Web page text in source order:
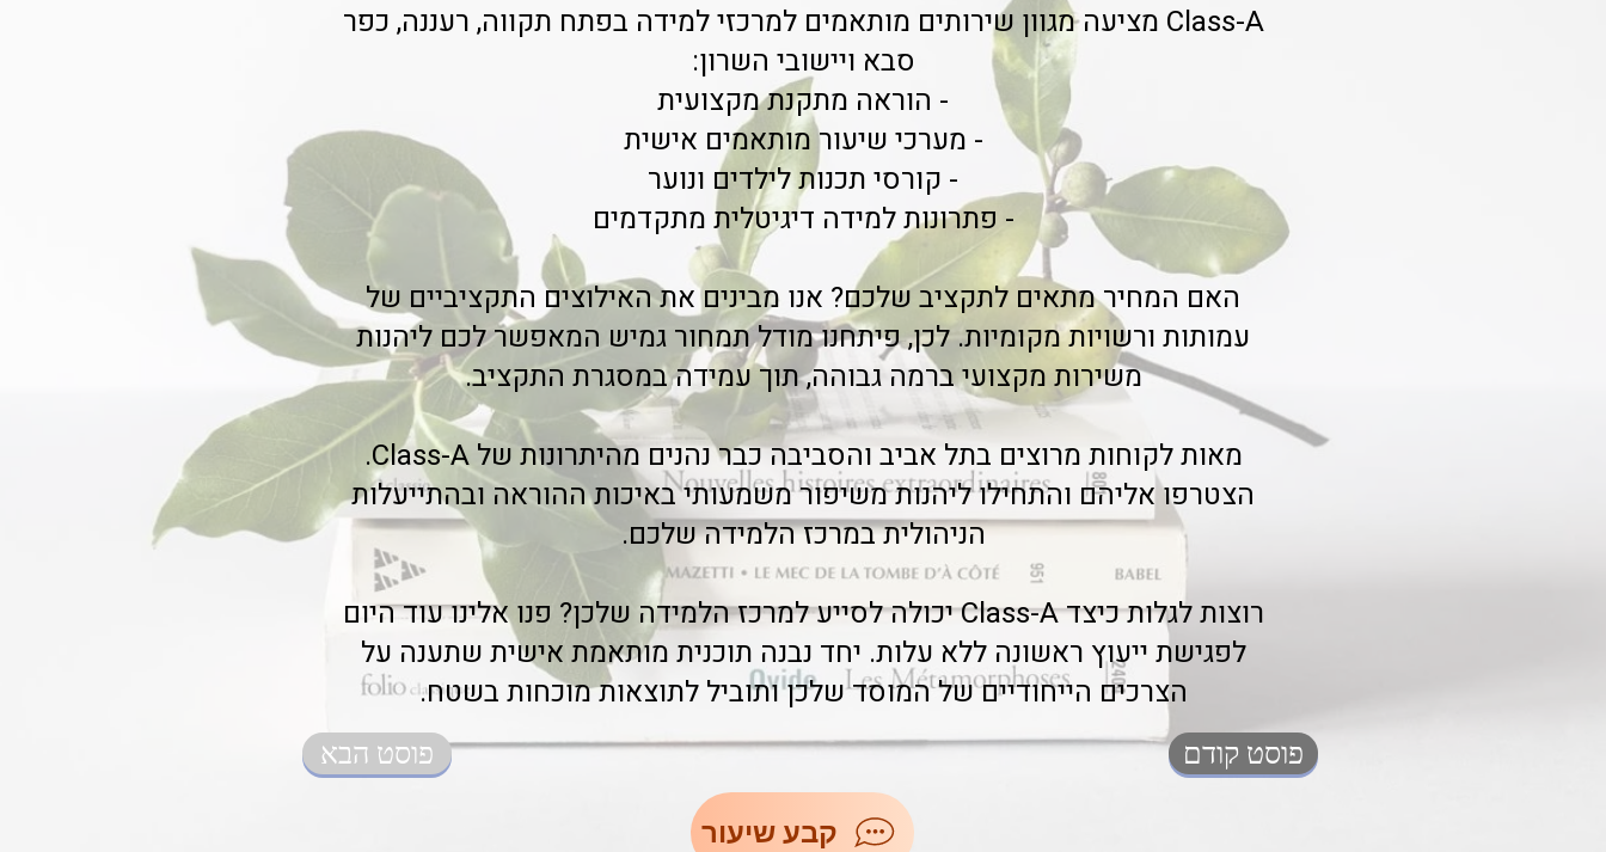
Class-A מציעה מגוון שירותים מותאמים למרכזי למידה בפתח תקווה, רעננה, כפר
סבא ויישובי השרון:
- הוראה מתקנת מקצועית
- מערכי שיעור מותאמים אישית
- קורסי תכנות לילדים ונוער
- פתרונות למידה דיגיטלית מתקדמים
האם המחיר מתאים לתקציב שלכם? אנו מבינים את האילוצים התקציביים של
עמותות ורשויות מקומיות. לכן, פיתחנו מודל תמחור גמיש המאפשר לכם ליהנות
משירות מקצועי ברמה גבוהה, תוך עמידה במסגרת התקציב.
מאות לקוחות מרוצים בתל אביב והסביבה כבר נהנים מהיתרונות של Class-A.
הצטרפו אליהם והתחילו ליהנות משיפור משמעותי באיכות ההוראה ובהתייעלות
הניהולית במרכז הלמידה שלכם.
רוצות לגלות כיצד Class-A יכולה לסייע למרכז הלמידה שלכן? פנו אלינו עוד היום
לפגישת ייעוץ ראשונה ללא עלות. יחד נבנה תוכנית מותאמת אישית שתענה על
הצרכים הייחודיים של המוסד שלכן ותוביל לתוצאות מוכחות בשטח.
פוסט הבא פוסט קודם
קבע שיעור